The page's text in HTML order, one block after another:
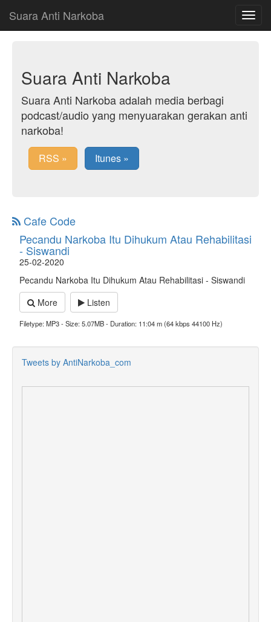
Suara Anti Narkoba
Toggle
Suara Anti Narkoba
Suara Anti Narkoba adalah media berbagi
podcast/audio yang menyuarakan gerakan anti
narkoba!
RSS » Itunes »
Cafe Code
Pecandu Narkoba Itu Dihukum Atau Rehabilitasi
- Siswandi
25-02-2020
Pecandu Narkoba Itu Dihukum Atau Rehabilitasi - Siswandi
More
Listen
Filetype: MP3 - Size: 5.07MB - Duration: 11:04 m (64 kbps 44100 Hz)
Tweets by AntiNarkoba_com